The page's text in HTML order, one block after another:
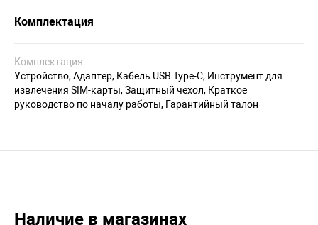
Комплектация
Комплектация
Устройство, Адаптер, Кабель USB Type-C, Инструмент для
извлечения SIM-карты, Защитный чехол, Краткое
руководство по началу работы, Гарантийный талон
Наличие в магазинах